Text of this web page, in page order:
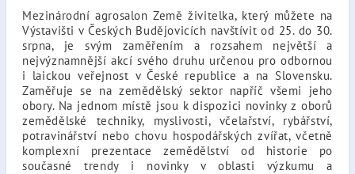
Mezinárodní agrosalon Země živitelka, který můžete na
Výstavišti v Českých Budějovicích navštívit od 25. do 30.
srpna, je svým zaměřením a rozsahem největší a
nejvýznamnější akcí svého druhu určenou pro odbornou
i laickou veřejnost v České republice a na Slovensku.
Zaměřuje se na zemědělský sektor napříč všemi jeho
obory. Na jednom místě jsou k dispozici novinky z oborů
zemědělské techniky, myslivosti, včelařství, rybářství,
potravinářství nebo chovu hospodářských zvířat, včetně
komplexní prezentace zemědělství od historie po
současné trendy i novinky v oblasti výzkumu a